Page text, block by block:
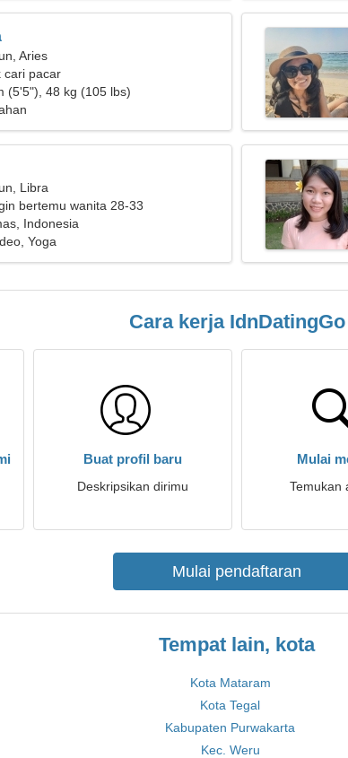
Aries
cari pacar
(5'5"), 48 kg (105 lbs)
Libra
bertemu wanita 28-33
Indonesia
Yoga
Cara kerja IdnDatingGo
Buat profil baru
Deskripsikan dirimu
Mulai
Temukan
Mulai pendaftaran
Tempat lain, kota
Kota Mataram
Kota Tegal
Kabupaten Purwakarta
Kec. Weru